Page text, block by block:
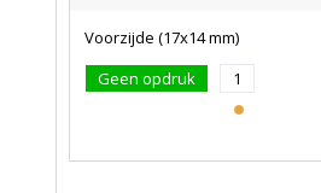
Voorzijde (17x14 mm)
Geen opdruk
1